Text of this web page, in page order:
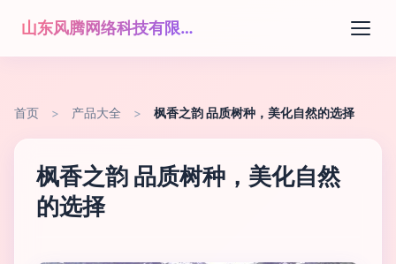
山东风腾网络科技有限公司
首页 > 产品大全 > 枫香之韵 品质树种，美化自然的选择
枫香之韵 品质树种，美化自然
的选择